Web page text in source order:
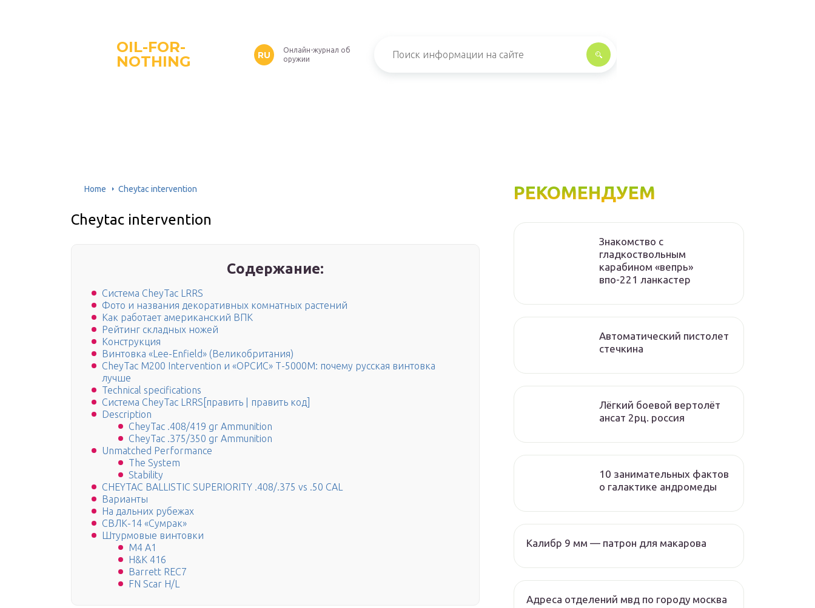
OIL-FOR-
NOTHING
RU
Онлайн-журнал об
оружии
Home Cheytac intervention
Cheytac intervention
Содержание:
Система CheyTac LRRS
Фото и названия декоративных комнатных растений
Как работает американский ВПК
Рейтинг складных ножей
Конструкция
Винтовка «Lee-Enfield» (Великобритания)
CheyTac M200 Intervention и «ОРСИС» Т-5000М: почему русская винтовка
лучше
Technical specifications
Система CheyTac LRRS[править | править код]
Description
CheyTac .408/419 gr Ammunition
CheyTac .375/350 gr Ammunition
Unmatched Performance
The System
Stability
CHEYTAC BALLISTIC SUPERIORITY .408/.375 vs .50 CAL
Варианты
На дальних рубежах
СВЛК-14 «Сумрак»
Штурмовые винтовки
M4 A1
H&K 416
Barrett REC7
FN Scar H/L
РЕКОМЕНДУЕМ
Знакомство с
гладкоствольным
карабином «вепрь»
впо-221 ланкастер
Автоматический пистолет
стечкина
Лёгкий боевой вертолёт
ансат 2рц. россия
10 занимательных фактов
о галактике андромеды
Калибр 9 мм — патрон для макарова
Адреса отделений мвд по городу москва